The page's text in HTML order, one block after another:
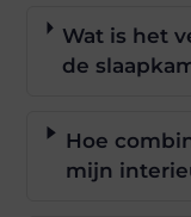
Wat is het
de
Hoe
mijn